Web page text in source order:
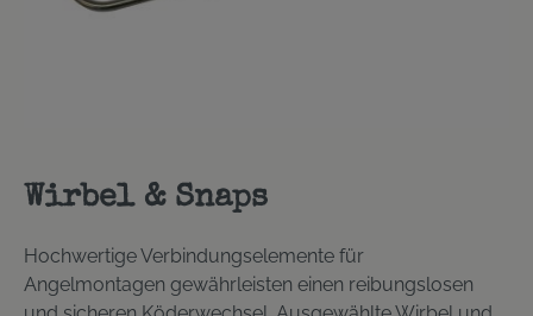
Wirbel & Snaps
Hochwertige Verbindungselemente für
Angelmontagen gewährleisten einen reibungslosen